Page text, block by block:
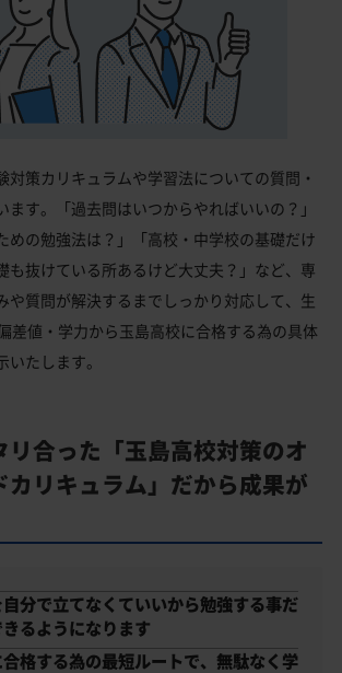
対策カリキュラムや学習法についての質問・
ます。「過去問はいつからやればいいの？」
めの勉強法は？」「高校・中学校の基礎だけ
も抜けている所あるけど大丈夫？」など、専
や質問が解決するまでしっかり対応して、生
差値・学力から玉島高校に合格する為の具体
たします。
リ合った「玉島高校対策のオ
カリキュラム」だから成果が
分で立てなくていいから勉強する事だ
るようになります
格する為の最短ルートで、無駄なく学